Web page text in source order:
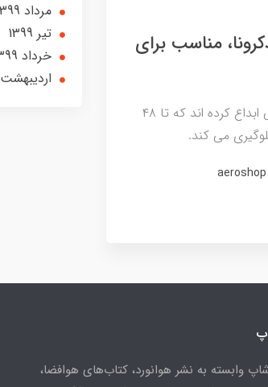
ضدکرونا، مناسب برای
محققان انگلیسی اسپری بینی ابداع کرده اند که تا ۴۸
مرداد 1399
تير 1399
خرداد 1399
ارديبهشت 1399
وابسته به نشر هوانورد، کتاب‌های هوافضا،